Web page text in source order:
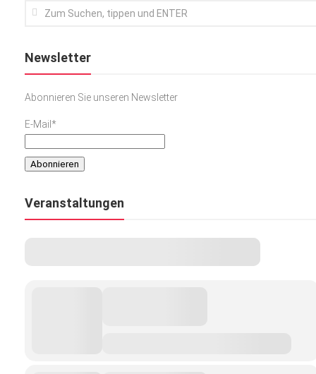
Newsletter
Abonnieren Sie unseren Newsletter
E-Mail*
Veranstaltungen